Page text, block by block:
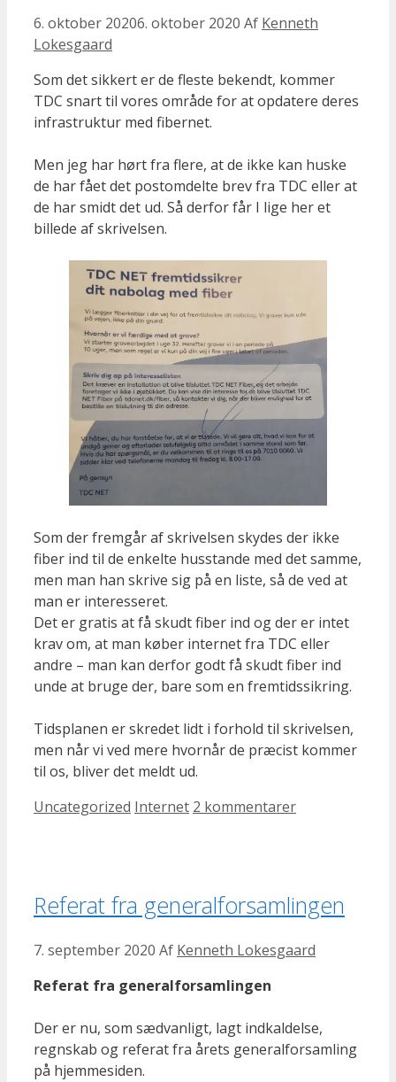
6. oktober 20206. oktober 2020 Af Kenneth
Lokesgaard
Som det sikkert er de fleste bekendt, kommer
TDC snart til vores område for at opdatere deres
infrastruktur med fibernet.
Men jeg har hørt fra flere, at de ikke kan huske
de har fået det postomdelte brev fra TDC eller at
de har smidt det ud. Så derfor får I lige her et
billede af skrivelsen.
Som der fremgår af skrivelsen skydes der ikke
fiber ind til de enkelte husstande med det samme,
men man han skrive sig på en liste, så de ved at
man er interesseret.
Det er gratis at få skudt fiber ind og der er intet
krav om, at man køber internet fra TDC eller
andre – man kan derfor godt få skudt fiber ind
unde at bruge der, bare som en fremtidssikring.
Tidsplanen er skredet lidt i forhold til skrivelsen,
men når vi ved mere hvornår de præcist kommer
til os, bliver det meldt ud.
Kategorier
Uncategorized Tags
Internet 2 kommentarer
Referat fra generalforsamlingen
7. september 2020 Af Kenneth Lokesgaard
Referat fra generalforsamlingen
Der er nu, som sædvanligt, lagt indkaldelse,
regnskab og referat fra årets generalforsamling
på hjemmesiden.